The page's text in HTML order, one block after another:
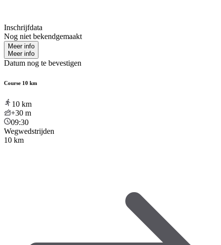
Inschrijfdata
Nog niet bekendgemaakt
Meer info
Meer info
Datum nog te bevestigen
Course 10 km
10 km
+30 m
09:30
Wegwedstrijden
10 km